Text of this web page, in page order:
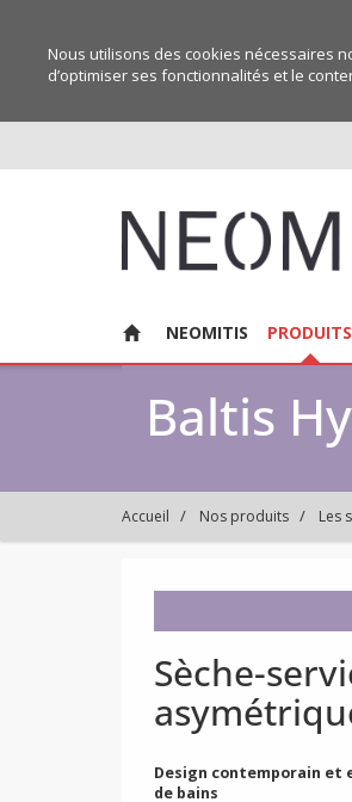
Nous utilisons des cookies nécessaires
d’optimiser ses fonctionnalités et le
NEOMITIS PRODUITS
Baltis
Accueil Nos produits Les
Sèche-